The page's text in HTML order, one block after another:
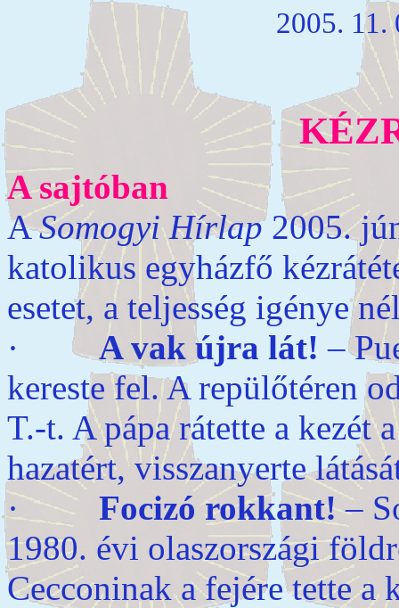
2005. 11.
A sajtóban
ASomogyi Hírlap2005.
katolikus egyházfő
esetet, a teljesség igénye
· A vak újra lát! –
kereste fel. A repülőtéren
T.-t. A pápa rátette a kezét
hazatért, visszanyerte
· Focizó rokkant!–
1980. évi olaszországi
Cecconinak a fejére tette a